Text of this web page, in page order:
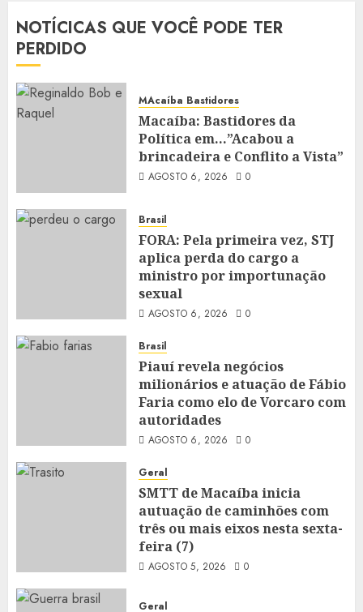
NOTÍCICAS QUE VOCÊ PODE TER
PERDIDO
MAcaíba Bastidores
Macaíba: Bastidores da
Política em…”Acabou a
brincadeira e Conflito a Vista”
AGOSTO 6, 2026 0
Brasil
FORA: Pela primeira vez, STJ
aplica perda do cargo a
ministro por importunação
sexual
AGOSTO 6, 2026 0
Brasil
Piauí revela negócios
milionários e atuação de Fábio
Faria como elo de Vorcaro com
autoridades
AGOSTO 6, 2026 0
Geral
SMTT de Macaíba inicia
autuação de caminhões com
três ou mais eixos nesta sexta-
feira (7)
AGOSTO 5, 2026 0
Geral